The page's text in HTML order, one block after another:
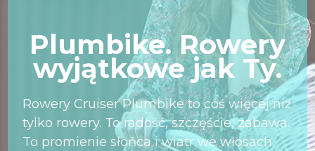
Plumbike. Rowery
wyjątkowe jak Ty.
Rowery Cruiser Plumbike to coś więcej niż
tylko rowery. To radość, szczęście, zabawa.
To promienie słońca i wiatr we włosach.